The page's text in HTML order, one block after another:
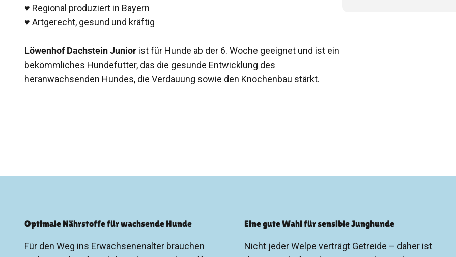
♥ Regional produziert in Bayern
♥ Artgerecht, gesund und kräftig
Löwenhof Dachstein Junior ist für Hunde ab der 6. Woche geeignet und ist ein
bekömmliches Hundefutter, das die gesunde Entwicklung des
heranwachsenden Hundes, die Verdauung sowie den Knochenbau stärkt.
Optimale Nährstoffe für wachsende Hunde
Für den Weg ins Erwachsenenalter brauchen
Eine gute Wahl für sensible Junghunde
Nicht jeder Welpe verträgt Getreide – daher ist